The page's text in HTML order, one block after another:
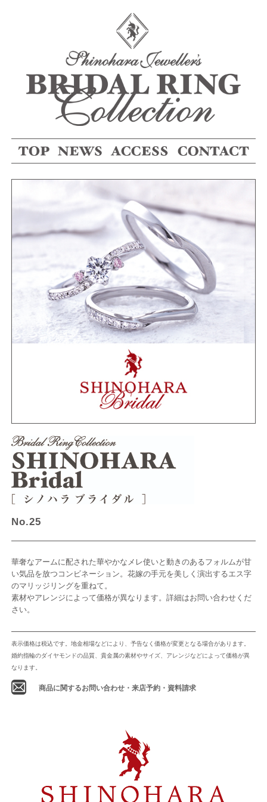
No.25
華奢なアームに配された華やかなメレ使いと動きのあるフォルムが甘
い気品を放つコンビネーション。花嫁の手元を美しく演出するエス字
のマリッジリングを重ねて。
素材やアレンジによって価格が異なります。詳細はお問い合わせくだ
さい。
表示価格は税込です。地金相場などにより、予告なく価格が変更となる場合があります。
婚約指輪のダイヤモンドの品質、貴金属の素材やサイズ、アレンジなどによって価格が異
なります。
商品に関するお問い合わせ・来店予約・資料請求